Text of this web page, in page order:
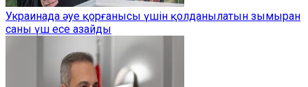
Украинада әуе қорғанысы үшін қолданылатын зымыран
саны үш есе азайды